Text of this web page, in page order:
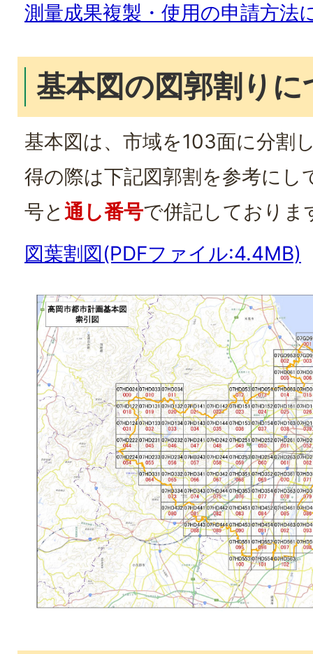
測量成果複製・使用の申請方法
基本図の図郭割りに
基本図は、市域を103面に分割
得の際は下記図郭割を参考にし
号と 通し番号で併記しておりま
図葉割図(PDFファイル:4.4MB)